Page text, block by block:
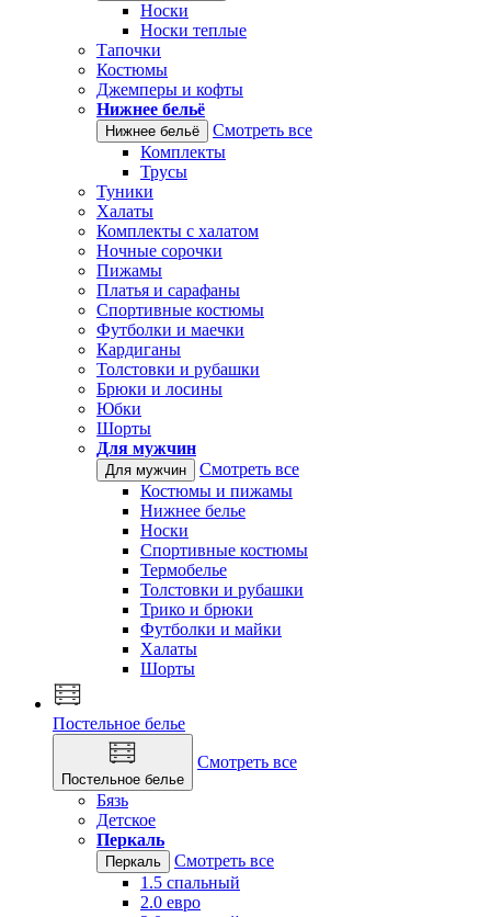
Носки
Носки теплые
Тапочки
Костюмы
Джемперы и кофты
Нижнее бельё
Нижнее бельё
Смотреть все
Комплекты
Трусы
Туники
Халаты
Комплекты с халатом
Ночные сорочки
Пижамы
Платья и сарафаны
Спортивные костюмы
Футболки и маечки
Кардиганы
Толстовки и рубашки
Брюки и лосины
Юбки
Шорты
Для мужчин
Для мужчин
Смотреть все
Костюмы и пижамы
Нижнее белье
Носки
Спортивные костюмы
Термобелье
Толстовки и рубашки
Трико и брюки
Футболки и майки
Халаты
Шорты
Постельное белье
Постельное белье
Смотреть все
Бязь
Детское
Перкаль
Перкаль
Смотреть все
1.5 спальный
2.0 евро